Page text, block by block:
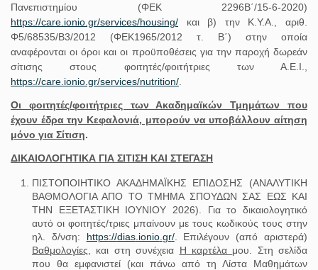
Πανεπιστημίου (ΦΕΚ 2296Β΄/15-6-2020)
https://care.ionio.gr/services/housing/ και β) την Κ.Υ.Α., αριθ.
Φ5/68535/Β3/2012 (ΦΕΚ1965/2012 τ. Β΄) στην οποία
αναφέρονται οι όροι και οι προϋποθέσεις για την παροχή δωρεάν
σίτισης στους φοιτητές/φοιτήτριες των Α.Ε.Ι.,
https://care.ionio.gr/services/nutrition/
Οι φοιτητές/φοιτήτριες των Ακαδημαϊκών Τμημάτων που
έχουν έδρα την Κεφαλονιά, μπορούν να υποβάλλουν αίτηση
μόνο για Σίτιση.
ΔΙΚΑΙΟΛΟΓΗΤΙΚΑ ΓΙΑ ΣΙΤΙΣΗ ΚΑΙ ΣΤΕΓΑΣΗ
ΠΙΣΤΟΠΟΙΗΤΙΚΟ ΑΚΑΔΗΜΑΪΚΗΣ ΕΠΙΔΟΣΗΣ (ΑΝΑΛΥΤΙΚΗ
ΒΑΘΜΟΛΟΓΙΑ ΑΠΟ ΤΟ ΤΜΗΜΑ ΣΠΟΥΔΩΝ ΣΑΣ ΕΩΣ ΚΑΙ
ΤΗΝ ΕΞΕΤΑΣΤΙΚΗ ΙΟΥΝΙΟΥ 2026). Για το δικαιολογητικό
αυτό οι φοιτητές/τριες μπαίνουν με τους κωδικούς τους στην
ηλ. δ/νση: https://dias. ionio. gr/. Επιλέγουν (από αριστερά)
Βαθμολογίες , και στη συνέχεια Η καρτέλα μου. Στη σελίδα
που θα εμφανιστεί (και πάνω από τη Λίστα Μαθημάτων